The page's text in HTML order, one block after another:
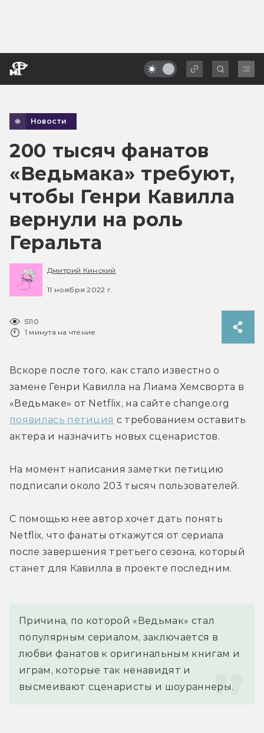
Новости
200 тысяч фанатов
«Ведьмака» требуют,
чтобы Генри Кавилла
вернули на роль
Геральта
Дмитрий Кинский
11 ноября 2022 г.
5110
1 минута на чтение
Вскоре после того, как стало известно о
замене Генри Кавилла на Лиама Хемсворта в
появилась петиция с требованием оставить
актера и назначить новых сценаристов.
На момент написания заметки петицию
подписали около 203 тысяч пользователей.
С помощью нее автор хочет дать понять
Netflix, что фанаты откажутся от сериала
после завершения третьего сезона, который
станет для Кавилла в проекте последним.
Причина, по которой «Ведьмак» стал
популярным сериалом, заключается в
любви фанатов к оригинальным книгам и
играм, которые так ненавидят и
высмеивают сценаристы и шоураннеры.